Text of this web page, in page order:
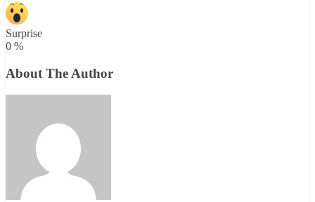
Surprise
0 %
About The Author